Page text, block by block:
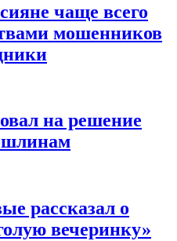
чаще всего
мошенников
на решение
рассказал о
вечеринку»